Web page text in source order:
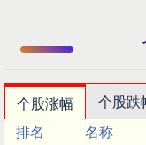
个股涨幅 个股跌
排名
名称